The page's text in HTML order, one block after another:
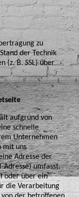
zu
der Technik
(z. B. SSL) über
aufgrund von
schnelle
Unternehmen
mit uns
Adresse der
Adresse) umfasst.
oder über ein
die Verarbeitung